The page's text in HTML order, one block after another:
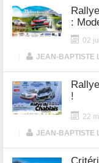
:
02
JEAN-BAPTISTE
!
22
JEAN-BAPTISTE